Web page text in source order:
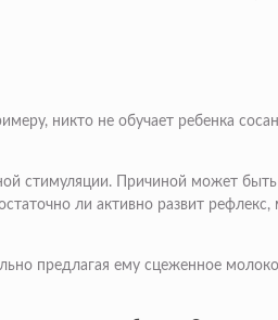
никто не обучает ребенка
Причиной может быть
ли активно развит
предлагая ему сцеженное